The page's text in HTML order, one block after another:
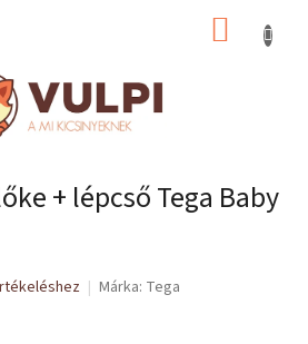
KOSÁR
+ lépcső Tega Baby
Márka: Tega